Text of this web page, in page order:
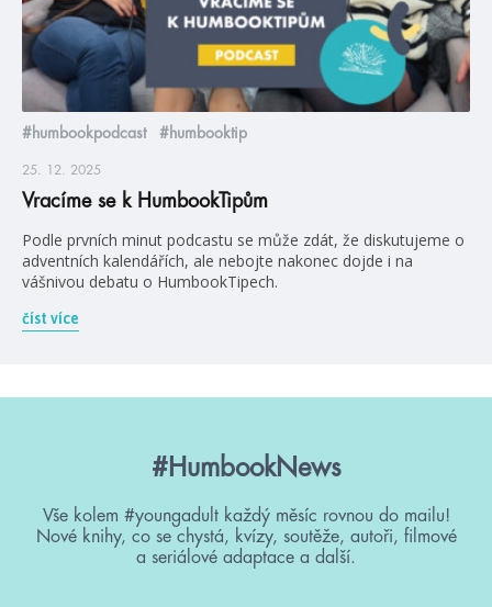
#humbookpodcast #humbooktip
25. 12. 2025
Vracíme se k HumbookTipům
Podle prvních minut podcastu se může zdát, že diskutujeme o
adventních kalendářích, ale nebojte nakonec dojde i na
vášnivou debatu o HumbookTipech.
číst více
#HumbookNews
Vše kolem #youngadult každý měsíc rovnou do mailu!
Nové knihy, co se chystá, kvízy, soutěže, autoři, filmové
a seriálové adaptace a další.